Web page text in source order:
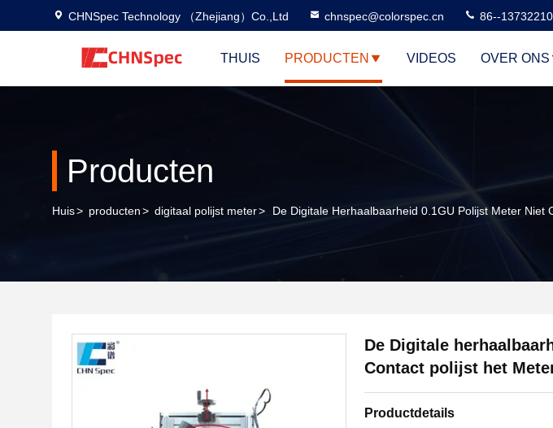
CHNSpec Technology （Zhejiang）Co.,Ltd chnspec@colorspec.cn 86--
THUIS PRODUCTEN VIDEOS OVER ONS
Producten
Huis> producten> digitaal polijst meter> De Digitale Herhaalbaarheid 0.1GU Polijst Meter Niet
De Digitale
Contact polijst het
Productdetails